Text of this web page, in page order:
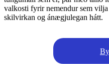
valkosti fyrir nemendur sem
skilvirkan og ánægjulegan hátt.